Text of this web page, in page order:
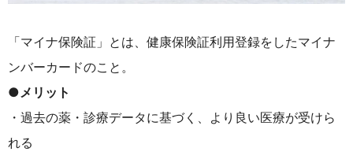
「マイナ保険証」とは、健康保険証利用登録をしたマイナ
ンバーカードのこと。
●メリット
・過去の薬・診療データに基づく、より良い医療が受けら
れる